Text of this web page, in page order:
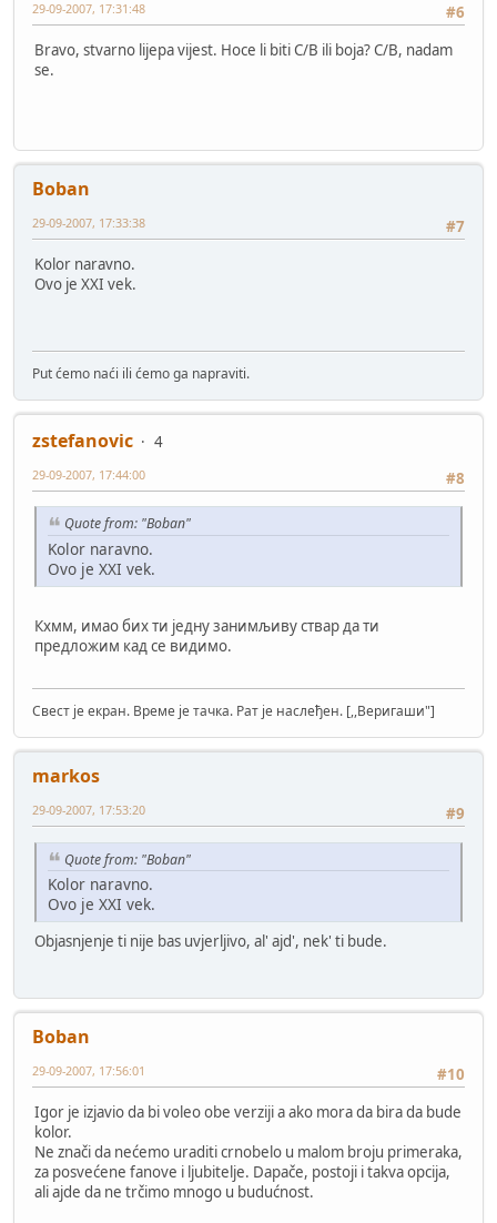
#6
29-09-2007, 17:31:48
Bravo, stvarno lijepa vijest. Hoce li biti C/B ili boja? C/B, nadam
se.
Boban
#7
29-09-2007, 17:33:38
Kolor naravno.
Ovo je XXI vek.
Put ćemo naći ili ćemo ga napraviti.
zstefanovic
4
#8
29-09-2007, 17:44:00
Quote from: "Boban"
Kolor naravno.
Ovo je XXI vek.
Кхмм, имао бих ти једну занимљиву ствар да ти
предложим кад се видимо.
Свест је екран. Време је тачка. Рат је наслеђен. [,,Веригаши"]
markos
#9
29-09-2007, 17:53:20
Quote from: "Boban"
Kolor naravno.
Ovo je XXI vek.
Objasnjenje ti nije bas uvjerljivo, al' ajd', nek' ti bude.
Boban
#10
29-09-2007, 17:56:01
Igor je izjavio da bi voleo obe verziji a ako mora da bira da bude
kolor.
Ne znači da nećemo uraditi crnobelo u malom broju primeraka,
za posvećene fanove i ljubitelje. Dapače, postoji i takva opcija,
ali ajde da ne trčimo mnogo u budućnost.